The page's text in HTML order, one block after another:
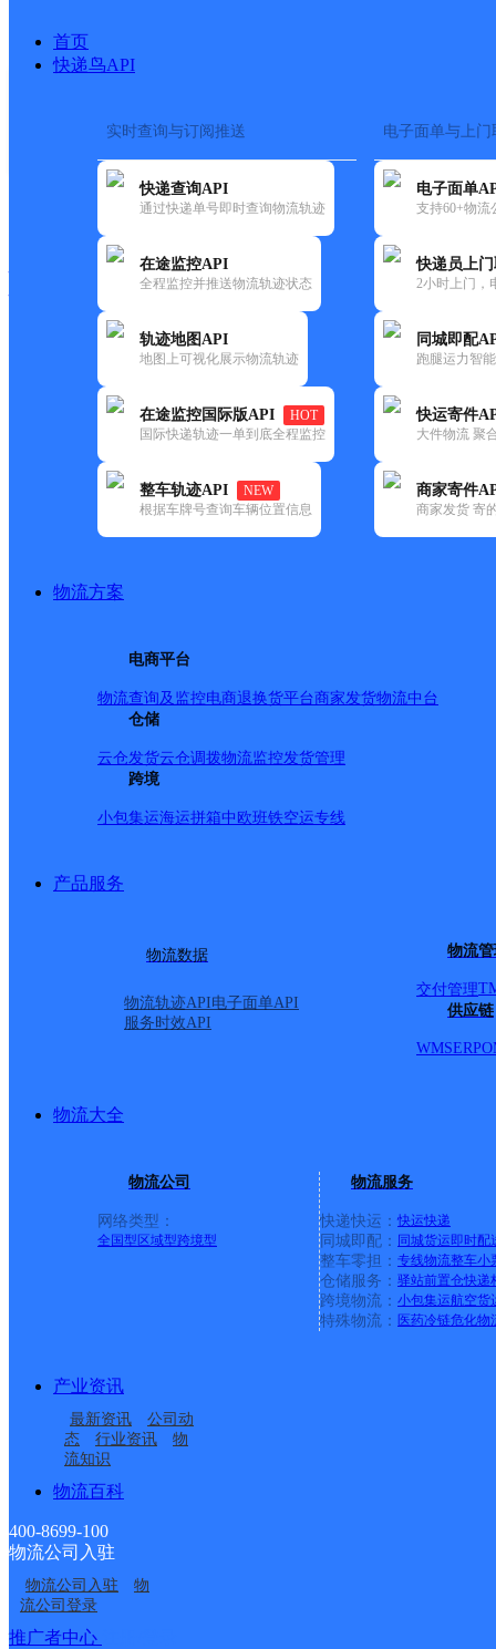
首页
快递鸟API
实时查询与订阅推送
快递查询API
通过快递单号即时查询物流轨迹
在途监控API
全程监控并推送物流轨迹状态
轨迹地图API
地图上可视化展示物流轨迹
在途监控国际版API
HOT
国际快递轨迹一单到底全程监控
整车轨迹API
NEW
根据车牌号查询车辆位置信息
电子面单与上门
电子面单
支持60+物流
快递员上
2小时上门，
同城即配
跑腿运力智
快运寄件
大件物流 聚
商家寄件
商家发货 寄
物流方案
电商平台
物流查询及监控电商退换货平台商家发货物流中台
仓储
云仓发货云仓调拨物流监控发货管理
跨境
小包集运海运拼箱中欧班铁空运专线
产品服务
物流数据
物流轨迹API电子面单API
服务时效API
物流
交付管理
供应链
WMSERP
物流大全
物流公司
网络类型：
全国型 区域型跨境型
物流服务
快递快运： 快运快递
同城即配： 同城货运即时配
整车零担： 专线物流整车小
仓储服务： 驿站前置仓快递
跨境物流： 小包集运航空货
特殊物流： 医药冷链危化物
产业资讯
最新资讯
公司动
态
行业资讯
物
流知识
物流百科
400-8699-100
物流公司入驻
物流公司入驻
物
流公司登录
推广者中心
快运大全 快递时效
韵达
福建主城区公司螺城服务部城
更新时间：2022-07-14 00:00:00
所属快递：韵达速递
所属区域：福建省-泉州市-惠安县
网点地址：福建省泉州市惠安县螺城镇惠港新城韵达快递
网点负责人：
富；内场771；聚星国际；霞东；广海学校小中幼；移动
心；宏艺工业；建煌豪园；港惠针织厂对面；惠港新城；
区；学园路；海城云林天下；洪厝篮；阳光城市花园；联
务部玖韵KH分部
福建惠安县公司洛阳便
民服务站分部
泉州惠安三部
福建惠安县公司张坂镇
便民服务站分部
福建主城公司惠安县服
务部玖韵云集KH分部
福建主城区公司螺城公
司油园工业区分部
福建主城区公司惠安县
接口API